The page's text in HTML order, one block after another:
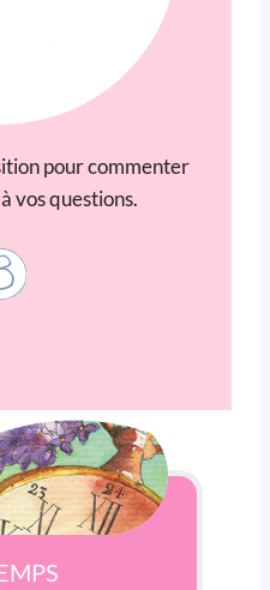
pour commenter
vos questions.